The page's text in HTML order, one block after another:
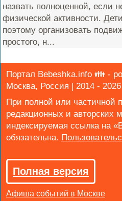
назвать полноценной, если
физической активности.
поэтому организовать
простого, н...
Портал Bebeshka.info 👪 -
Москва, Россия | 2014 - 2026
При полной или частичной
редакционных и авторских
индексируемая ссылка на
обязательна.
Полная версия
Афиша событий в Москве